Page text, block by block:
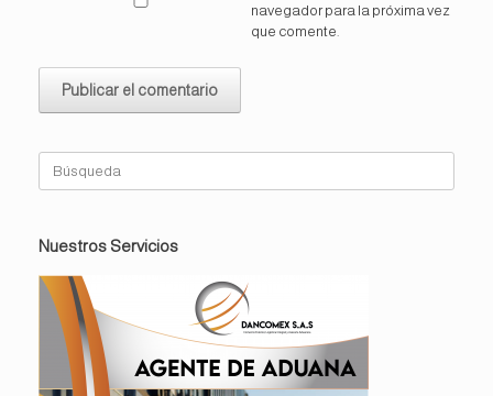
navegador para la próxima vez
que comente.
Nuestros Servicios